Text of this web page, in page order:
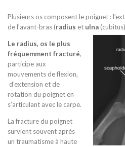
Plusieurs os composent le poignet :
de l’avant-bras (radius et ulna
Le radius, os le plus
fréquemment fracturé,
participe aux
mouvements de flexion,
d’extension et de
rotation du poignet en
s’articulant avec le carpe.
La fracture du poignet
survient souvent après
un traumatisme à haute